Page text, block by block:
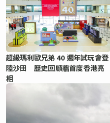
超級瑪利歐兄弟 40 週年試玩會登
陸沙田 歷史回顧牆首度香港亮
相